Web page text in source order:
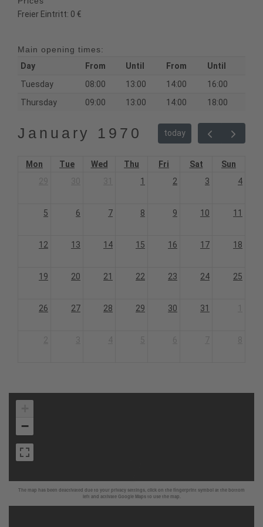
Freier Eintritt: 0 €
Main opening times:
Day
From Until From
Until
Tuesday
08:00 13:00 14:00
16:00
Thursday
09:00 13:00 14:00 18:00
January 1970 today
Mon Tue Wed Thu Fri Sat
Sun
1 2 3 4
5 6 7 8 9 10 11
12 13 14 15 16 17 18
19 20 21 22 23 24 25
26 27 28 29 30 31
The map has been deactivated due to your privacy settings, click on the fingerprint symbol at the bottom
left and activate Google Maps to use the map.
−